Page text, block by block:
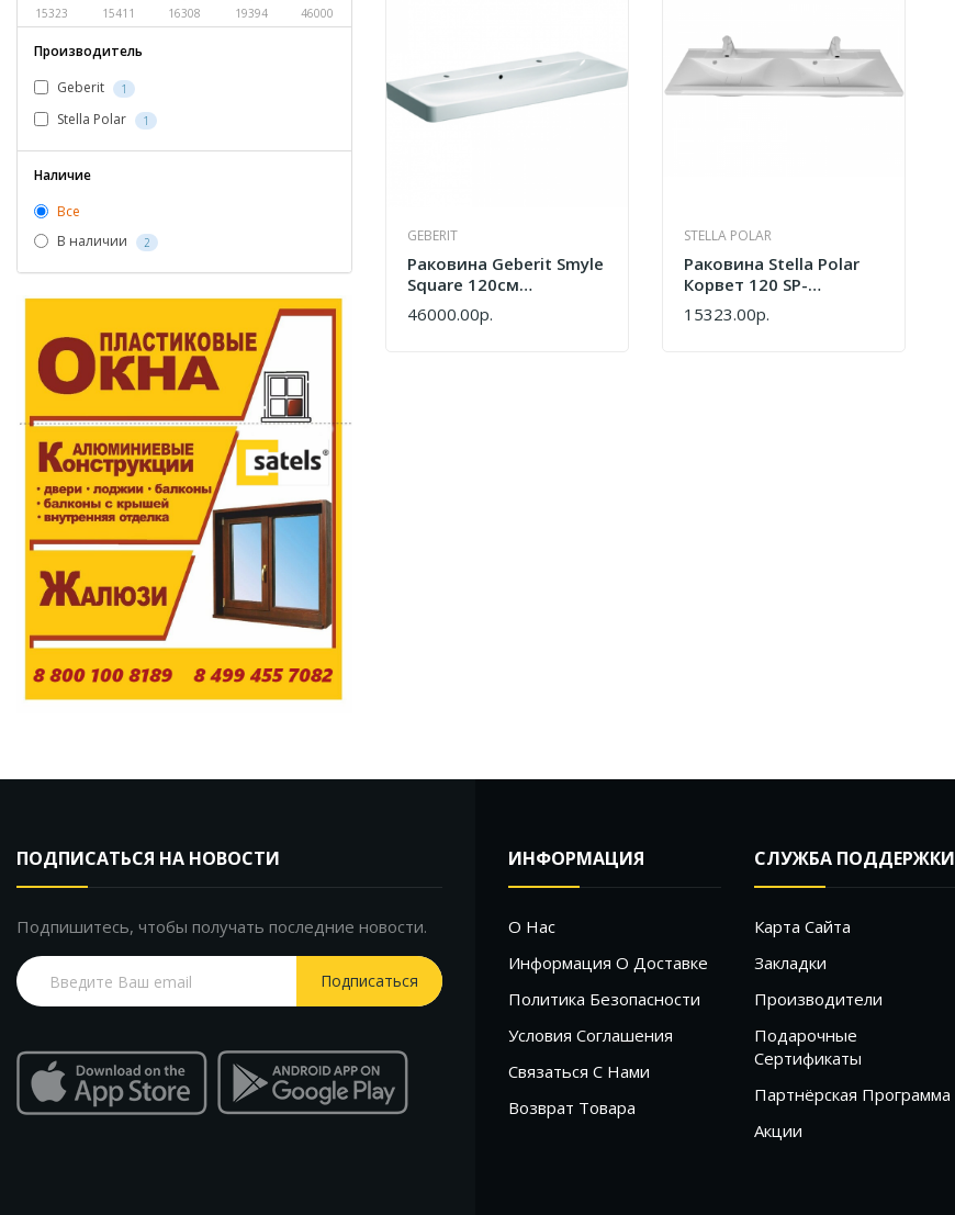
15323 15411 16308 19394 46000
Производитель
Geberit
1
Stella Polar 1
Наличие
Все
В наличии
2 GEBERIT
Раковина Geberit Smyle
Square 120см
500.253.01.1
46000.00р.
КУПИТЬ
STELLA POLAR
Раковина Stella Polar
Корвет 120 SP-
00001467 Белый
15323.00р.
КУПИТЬ
ПОДПИСАТЬСЯ НА НОВОСТИ
Подпишитесь, чтобы получать последние новости.
Подписаться
ИНФОРМАЦИЯ
О Нас
Информация О Доставке
Политика Безопасности
Условия Соглашения
Связаться С Нами
Возврат Товара
СЛУЖБА ПОДДЕРЖКИ
Карта Сайта
Закладки
Производители
Подарочные
Сертификаты
Партнёрская Программа
Акции